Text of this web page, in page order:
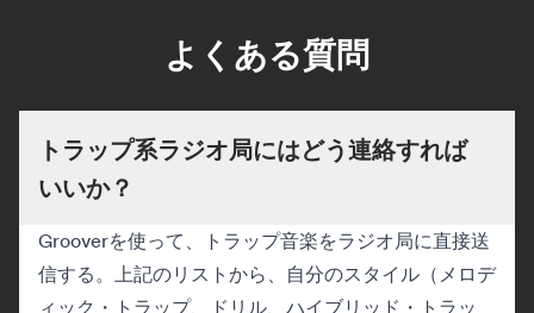
よくある質問
トラップ系ラジオ局にはどう連絡すれば
いいか？
Grooverを使って、トラップ音楽をラジオ局に直接送
信する。上記のリストから、自分のスタイル（メロデ
ィック・トラップ、ドリル、ハイブリッド・トラッ